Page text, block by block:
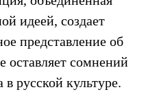
идеей, создает
представление об
оставляет сомнений
русской культуре.